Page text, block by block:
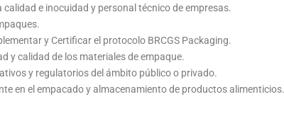
e inocuidad y personal técnico de empresas.
y Certificar el protocolo BRCGS Packaging.
y calidad de los materiales de empaque.
y regulatorios del ámbito público o privado.
en el empacado y almacenamiento de productos alimenticios.